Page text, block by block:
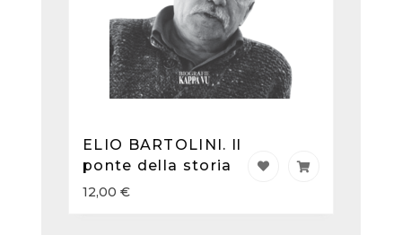
ELIO BARTOLINI. Il
ponte della storia
12,00 €